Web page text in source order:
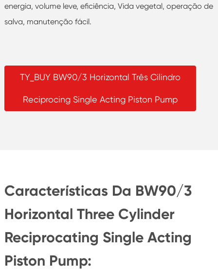
energia, volume leve, eficiência, Vida vegetal, operação de
salva, manutenção fácil.
TY_BUY BW90/3 Horizontal Três Cilindro
Reciprocing Single Acting Piston Pump
Características Da BW90/3
Horizontal Three Cylinder
Reciprocating Single Acting
Piston Pump: